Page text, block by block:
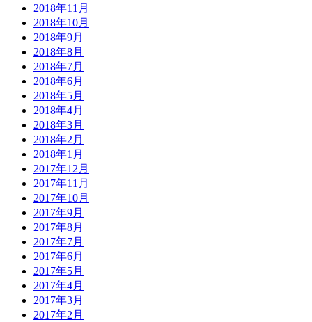
2018年11月
2018年10月
2018年9月
2018年8月
2018年7月
2018年6月
2018年5月
2018年4月
2018年3月
2018年2月
2018年1月
2017年12月
2017年11月
2017年10月
2017年9月
2017年8月
2017年7月
2017年6月
2017年5月
2017年4月
2017年3月
2017年2月